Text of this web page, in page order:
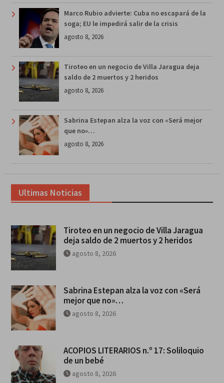
Marco Rubio advierte: Cuba no escapará de la
soga; EU le impedirá salir de la crisis
agosto 8, 2026
Tiroteo en un negocio de Villa Jaragua deja
saldo de 2 muertos y 2 heridos
agosto 8, 2026
Sabrina Estepan alza la voz con «Será mejor
que no»…
agosto 8, 2026
Ultimas Noticias
Tiroteo en un negocio de Villa Jaragua
deja saldo de 2 muertos y 2 heridos
agosto 8, 2026
Sabrina Estepan alza la voz con «Será
mejor que no»…
agosto 8, 2026
ACOPIOS LITERARIOS n.º 17: Soliloquio
de un bebé
agosto 8, 2026